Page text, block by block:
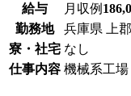
給与 月収例
勤務地
兵庫県 上
寮・社宅 なし
仕事内容 機械系工